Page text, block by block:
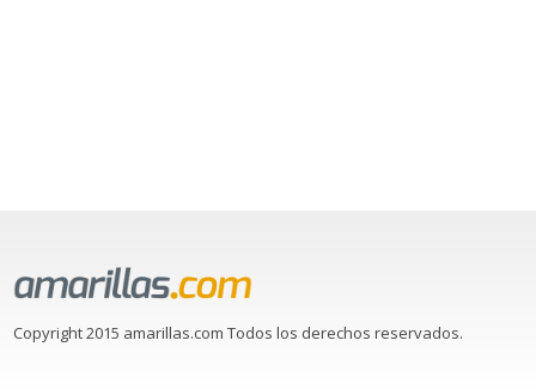
Copyright 2015 amarillas.com Todos los derechos reservados.